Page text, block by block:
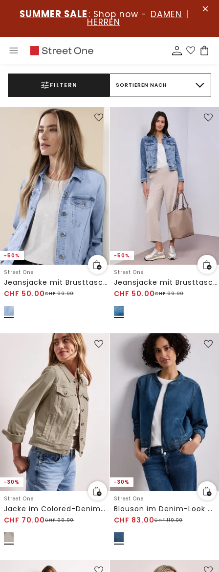
SUMMER SALE : Shop now - DAMEN |
HERREN
FILTERN SORTIEREN NACH
-50%
Street One
Jeansjacke mit Brusttaschen und Knöpfen
CHF 50.00CHF99.90
-50%
Street One
Jeansjacke mit Brusttaschen und Knöpfen
CHF 50.00CHF99.90
-30%
Street One
Jacke im Colored-Denim-Look mit Taschen
CHF 70.00CHF99.90
-30%
Street One
Blouson im Denim-Look mit Zipper
CHF 83.00CHF119.00